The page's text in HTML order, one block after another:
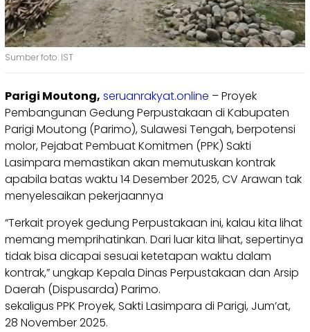
Sumber foto: IST
Parigi Moutong, seruanrakyat.online – Proyek
Pembangunan Gedung Perpustakaan di Kabupaten
Parigi Moutong (Parimo), Sulawesi Tengah, berpotensi
molor, Pejabat Pembuat Komitmen (PPK) Sakti
Lasimpara memastikan akan memutuskan kontrak
apabila batas waktu 14 Desember 2025, CV Arawan tak
menyelesaikan pekerjaannya
“Terkait proyek gedung Perpustakaan ini, kalau kita lihat
memang memprihatinkan. Dari luar kita lihat, sepertinya
tidak bisa dicapai sesuai ketetapan waktu dalam
kontrak,” ungkap Kepala Dinas Perpustakaan dan Arsip
Daerah (Dispusarda) Parimo.
sekaligus PPK Proyek, Sakti Lasimpara di Parigi, Jum’at,
28 November 2025.